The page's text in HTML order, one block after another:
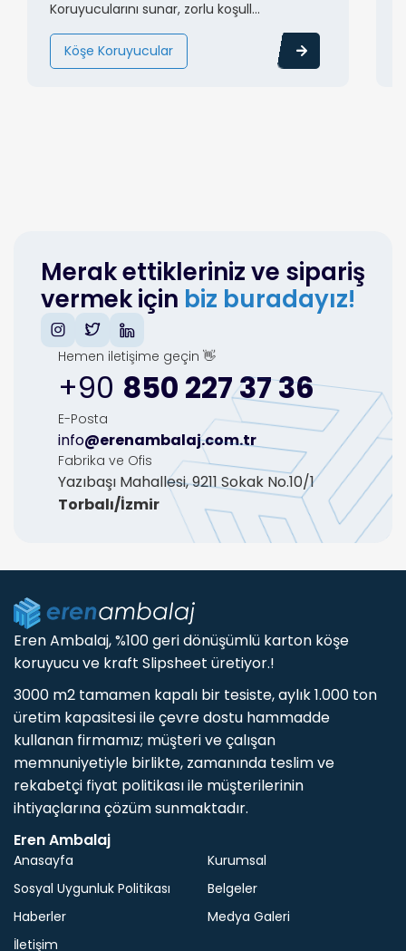
Koruyucularını sunar, zorlu koşull...
Köşe Koruyucular
Merak ettikleriniz ve sipariş
vermek için biz buradayız!
Hemen iletişime geçin 👋
+90 850 227 37 36
E-Posta
info@erenambalaj.com.tr
Fabrika ve Ofis
Yazıbaşı Mahallesi, 9211 Sokak No.10/1
Torbalı/İzmir
Eren Ambalaj, %100 geri dönüşümlü karton köşe
koruyucu ve kraft Slipsheet üretiyor.!
3000 m2 tamamen kapalı bir tesiste, aylık 1.000 ton
üretim kapasitesi ile çevre dostu hammadde
kullanan firmamız; müşteri ve çalışan
memnuniyetiyle birlikte, zamanında teslim ve
rekabetçi fiyat politikası ile müşterilerinin
ihtiyaçlarına çözüm sunmaktadır.
Eren Ambalaj
Anasayfa
Kurumsal
Sosyal Uygunluk Politikası
Belgeler
Haberler
Medya Galeri
İletişim